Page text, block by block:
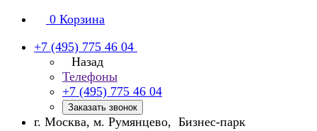
0 Корзина
+7 (495) 775 46 04
Назад
Телефоны
+7 (495) 775 46 04
Заказать звонок
г. Москва, м. Румянцево, Бизнес-парк